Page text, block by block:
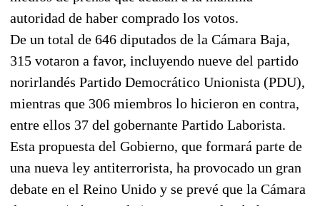
autoridad de haber comprado los votos.
De un total de 646 diputados de la Cámara Baja,
315 votaron a favor, incluyendo nueve del partido
norirlandés Partido Democrático Unionista (PDU),
mientras que 306 miembros lo hicieron en contra,
entre ellos 37 del gobernante Partido Laborista.
Esta propuesta del Gobierno, que formará parte de
una nueva ley antiterrorista, ha provocado un gran
debate en el Reino Unido y se prevé que la Cámara